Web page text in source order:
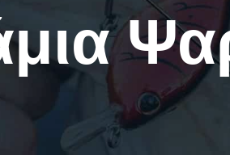
Τυμπάνου
Spinning 2 τεμαχίων
Spinning 3 / 4 / 5
Spinning LRF
EGI - Για Καλαμάρια
Καθετή & Καλαμάρια (από
Βάρκα)
Surf Casting - Τηλεσκοπικά
Surf Casting - 3 Tεμαχίων